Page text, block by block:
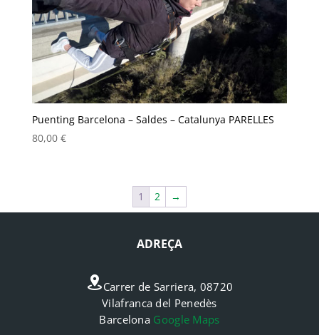
Puenting Barcelona – Saldes – Catalunya PARELLES
80,00 €
1 2 →
ADREÇA
Carrer de Sarriera, 08720
Vilafranca del Penedès
Barcelona Google Maps